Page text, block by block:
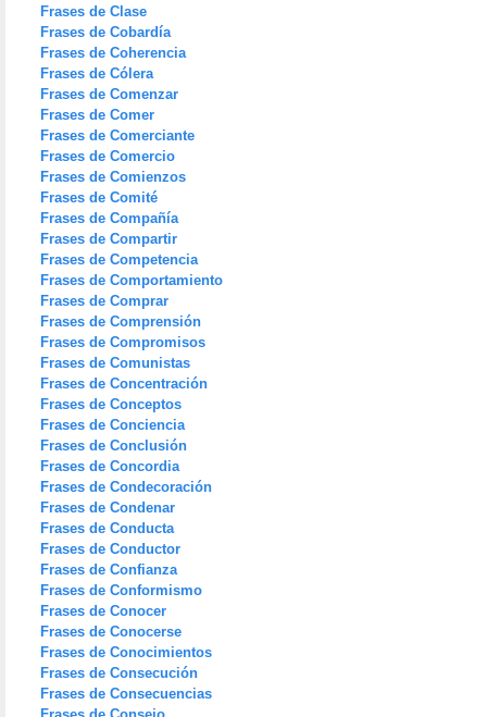
Frases de Clase
Frases de Cobardía
Frases de Coherencia
Frases de Cólera
Frases de Comenzar
Frases de Comer
Frases de Comerciante
Frases de Comercio
Frases de Comienzos
Frases de Comité
Frases de Compañía
Frases de Compartir
Frases de Competencia
Frases de Comportamiento
Frases de Comprar
Frases de Comprensión
Frases de Compromisos
Frases de Comunistas
Frases de Concentración
Frases de Conceptos
Frases de Conciencia
Frases de Conclusión
Frases de Concordia
Frases de Condecoración
Frases de Condenar
Frases de Conducta
Frases de Conductor
Frases de Confianza
Frases de Conformismo
Frases de Conocer
Frases de Conocerse
Frases de Conocimientos
Frases de Consecución
Frases de Consecuencias